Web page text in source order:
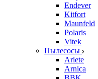
Endever
Kitfort
Maunfeld
Polaris
Vitek
Пылесосы
Ariete
Arnica